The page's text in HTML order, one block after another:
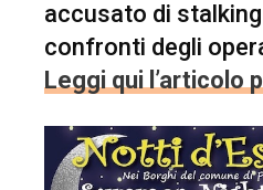
accusato di
confronti degli
Leggi qui l’articolo